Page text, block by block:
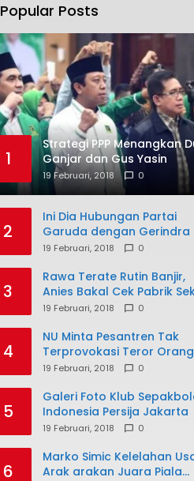
Popular Posts
1
Strategi PPP Menangkan
Ganjar dan Gus Yasin
19 Februari, 2018 0
2
Ini Dia Hubungan Partai
Garuda dengan Gerindra
19 Februari, 2018 0
3
Rawa Terate Rutin Banjir,
Anies Bakal Cek Pabrik
19 Februari, 2018 0
4
NU Minta Pesantren Tak
Terprovokasi Teror Orang
Gila
19 Februari, 2018 0
5
Galeri Foto Klub
Indonesia Persija Jakarta
19 Februari, 2018 0
6
Marko Simic Kelelahan
Arak arakan Juara Piala